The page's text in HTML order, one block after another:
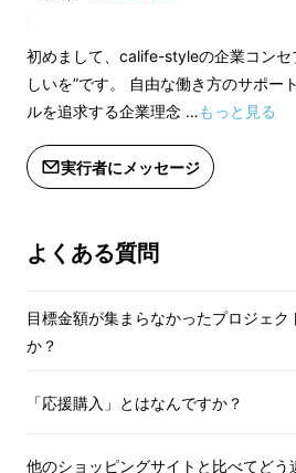
小さな子供の手にも
初めまして、calife-styleの企業コンセ
しいを”です。 自由な働き方のサポー
ルを追求する企業理念 …もっと見る
実行者にメッセージ
よくある質問
目標金額が集まらなかったプロジェク
か？
「応援購入」とはなんですか？
他のショッピングサイトと比べてどう